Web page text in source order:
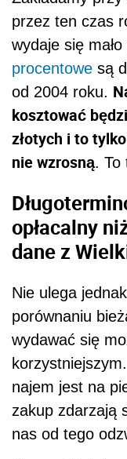
przez ten czas
wydaje się
procentowe są
od 2004 roku.
kosztować
złotych i to
nie wzrosną. To
opłacalny
dane z
Nie ulega
porównaniu
wydawać się
najem jest na
zakup zdarzają
nas od tego